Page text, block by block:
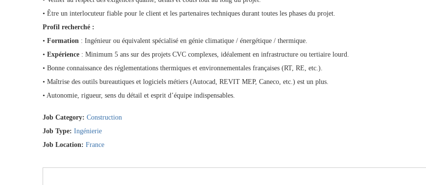
• Être un interlocuteur fiable pour le client et les partenaires techniques durant toutes les phases du projet.
Profil recherché :
• Formation : Ingénieur ou équivalent spécialisé en génie climatique / énergétique / thermique.
• Expérience : Minimum 5 ans sur des projets CVC complexes, idéalement en infrastructure ou tertiaire lourd.
• Bonne connaissance des réglementations thermiques et environnementales françaises (RT, RE, etc.).
• Maîtrise des outils bureautiques et logiciels métiers (Autocad, REVIT MEP, Caneco, etc.) est un plus.
• Autonomie, rigueur, sens du détail et esprit d’équipe indispensables.
Job Category: Construction
Job Type: Ingénierie
Job Location: France